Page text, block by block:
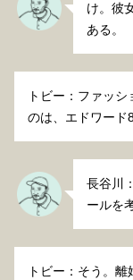
け。彼
ある。
トビー：ファッ
のは、エドワード
長谷川
ールを
トビー：そう。